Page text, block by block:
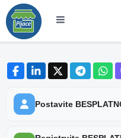
Postavite